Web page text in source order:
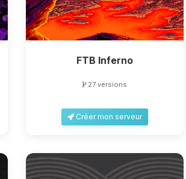
FTB Inferno
27 versions
Créer mon serveur